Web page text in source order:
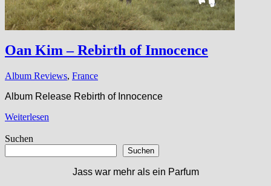
Oan Kim – Rebirth of Innocence
Album Reviews, France
Album Release Rebirth of Innocence
Weiterlesen
Suchen
Suchen
Jass war mehr als ein Parfum